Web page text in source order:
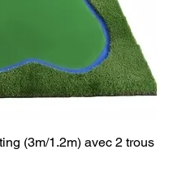
(3m/1.2m) avec 2 trous